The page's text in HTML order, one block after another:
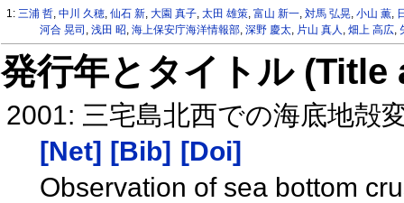
1:三浦 哲,中川 久穂,仙石 新,大園 真子,太田 雄策,富山 新一,対馬 弘晃,小山 薫,
河合 晃司 , 浅田 昭, 海上保安庁海洋情報部, 深野 慶太, 片山 真人 , 畑上 高広,
発行年とタイトル
2001: 三宅島北西での海底地殻
[Net] [Bib] [Doi]
Observation of sea bottom